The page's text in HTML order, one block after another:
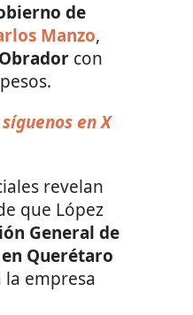
de
Manzo,
con
en X
revelan
que López
General de
Querétaro
la empresa